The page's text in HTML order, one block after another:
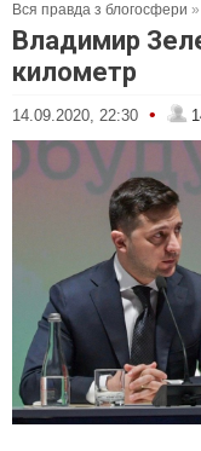
Вся правда з блогосфери »
Владимир
километр
14.09.2020, 22:30 •